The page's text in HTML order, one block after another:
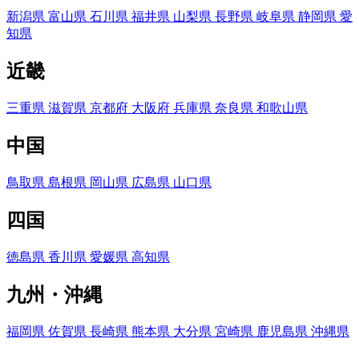
新潟県 富山県 石川県 福井県 山梨県 長野県 岐阜県 静岡県 愛
知県
近畿
三重県 滋賀県 京都府 大阪府 兵庫県 奈良県 和歌山県
中国
鳥取県 島根県 岡山県 広島県 山口県
四国
徳島県 香川県 愛媛県 高知県
九州・沖縄
福岡県 佐賀県 長崎県 熊本県 大分県 宮崎県 鹿児島県 沖縄県